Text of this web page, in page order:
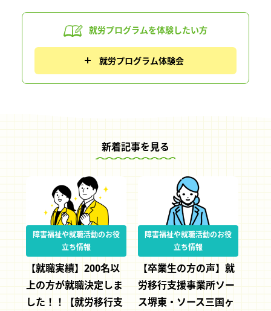
就労プログラムを体験したい方
就労プログラム体験会
新着記事を見る
障害福祉や就職活動のお役
立ち情報
【就職実績】200名以
上の方が就職決定しま
した！！【就労移行支
障害福祉や就職活動のお役
立ち情報
【卒業生の方の声】就
労移行支援事業所ソー
ス堺東・ソース三国ヶ